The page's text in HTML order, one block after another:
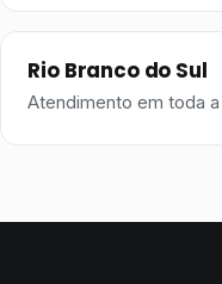
Rio Branco do Sul
Atendimento em toda